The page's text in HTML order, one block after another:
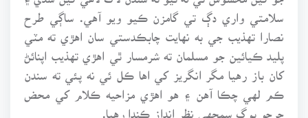
سلامتي واري دڳ تي گامزن ڪيو ويو آهي. ساڳي طرح
نصارا تهذيب جي به نهايت چابڪدستي سان اهڙي ته مٽي
پليد ڪيائين جو مسلمان ته شرمسار ٿي اهڙي تهذيب اپنائڻ
کان باز رهيا مگر انگريز کي اها ڪل ئي نه پئي ته سندن
ڪم لهي چڪا آهن ۽ هو اهڙي مزاحيه ڪلام کي محض
چرچو ڀوڳ سمجهي نظر انداز ڪندا رهيا.